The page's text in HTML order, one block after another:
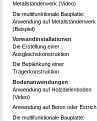
Metallständerwerk (Video)
Die multifunktionale Bauplatte:
Anwendung auf Metallständerwerk
(Beispiel)
Vorwandinstallationen
Die Erstellung einer
Ausgleichskonstruktion
Die Beplankung einer
Trägerkonstruktion
Bodenanwendungen
Anwendung auf Holzdielenboden
(Video)
Anwendung auf Beton oder Estrich
Die multifunktionale Bauplatte: